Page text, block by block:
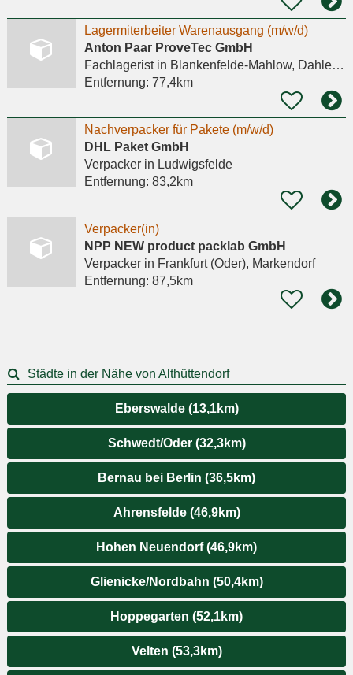
Lagermiterbeiter Warenausgang (m/w/d)
Anton Paar ProveTec GmbH
Fachlageristin Blankenfelde-Mahlow, Dahlewitz
Entfernung: 77,4km
Nachverpacker für Pakete (m/w/d)
DHL Paket GmbH
Verpackerin Ludwigsfelde
Entfernung: 83,2km
Verpacker(in)
NPP NEW product packlab GmbH
Verpackerin Frankfurt (Oder), Markendorf
Entfernung: 87,5km
Städte in der Nähe von Althüttendorf
Eberswalde (13,1km)
Schwedt/Oder (32,3km)
Bernau bei Berlin (36,5km)
Ahrensfelde (46,9km)
Hohen Neuendorf (46,9km)
Glienicke/Nordbahn (50,4km)
Hoppegarten (52,1km)
Velten (53,3km)